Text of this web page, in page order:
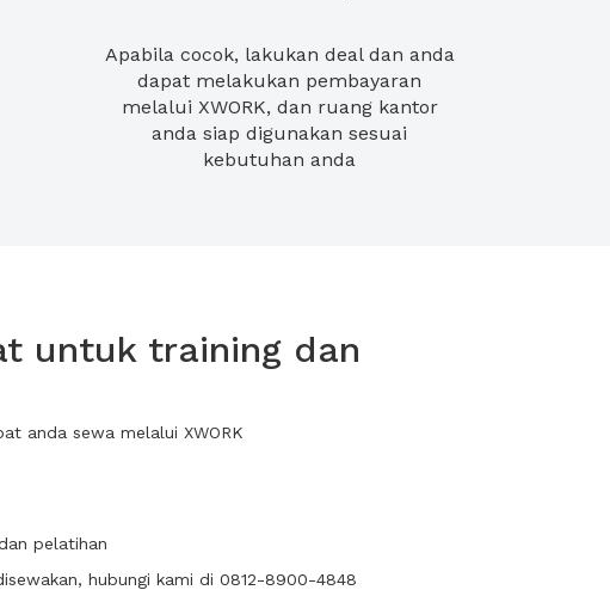
Apabila cocok, lakukan deal dan anda
dapat melakukan pembayaran
melalui XWORK, dan ruang kantor
anda siap digunakan sesuai
kebutuhan anda
untuk training dan
anda sewa melalui XWORK
pelatihan
hubungi kami di 0812-8900-4848